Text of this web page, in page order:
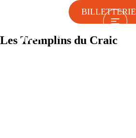
BILLETTERIE
Les Tremplins du Craic